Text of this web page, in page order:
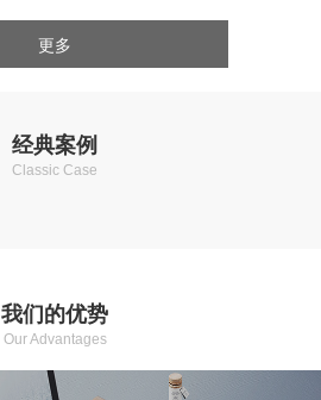
更多
经典案例
Classic Case
我们的优势
Our Advantages